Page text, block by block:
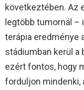
következtében. Az
legtöbb tumornál –
terápia eredménye
stádiumban kerül a
ezért fontos, hogy
forduljon mindenki,